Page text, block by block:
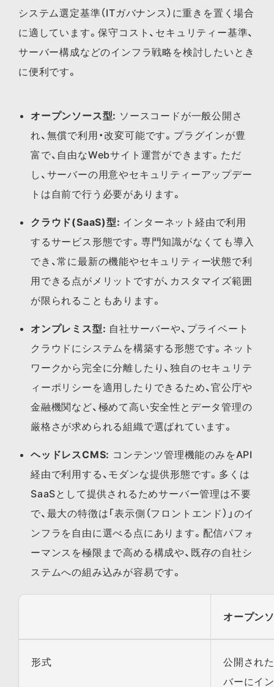
システム選定基準（ITガバナンス）に重きを置く場合
に適しています。保守コスト、セキュリティー基準、
サーバー構成などのインフラ戦略を検討したいとき
に便利です。
オープンソース型: ソースコードが一般公開さ
れ、無償で利用・改変可能です。プラグインが豊
富で、自由なWebサイト運営ができます。ただ
し、サーバーの用意やセキュリティーアップデー
トは自前で行う必要があります。
クラウド(SaaS)型: インターネット経由で利用
するサービス形態です。専門知識がなくても導入
でき、常に最新の機能やセキュリティー状態で利
用できる点がメリットですが、カスタマイズ範囲
が限られることもあります。
オンプレミス型: 自社サーバーや、プライベート
クラウドにシステムを構築する形態です。ネット
ワークから完全に分離したり、独自のセキュリテ
ィーポリシーを適用したりできるため、官公庁や
金融機関など、極めて高い安全性とデータ管理の
厳格さが求められる組織で選ばれています。
ヘッドレスCMS: コンテンツ管理機能のみをAPI
経由で利用する、モダンな提供形態です。多くは
SaaSとして提供されるためサーバー管理は不要
で、最大の特徴は「表示側（フロントエンド）」のイ
ンフラを自由に選べる点にあります。配信パフォ
ーマンスを極限まで高める構成や、既存の自社シ
ステムへの組み込みが容易です。
オープン
形式
公開され
バーにイ